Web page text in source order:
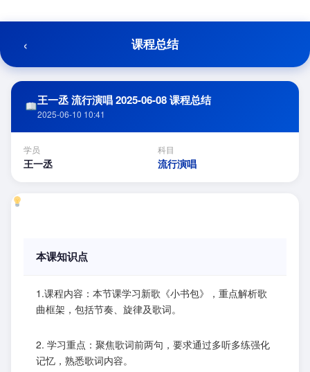
至
容
‹ 课程总结
王一丞 流行演唱 2025-06-08 课程总结
2025-06-10 10:41
学员
王一丞
科目
流行演唱
本课知识点
1.课程内容：本节课学习新歌《小书包》，重点解析歌
曲框架，包括节奏、旋律及歌词。
2. 学习重点：聚焦歌词前两句，要求通过多听多练强化
记忆，熟悉歌词内容。